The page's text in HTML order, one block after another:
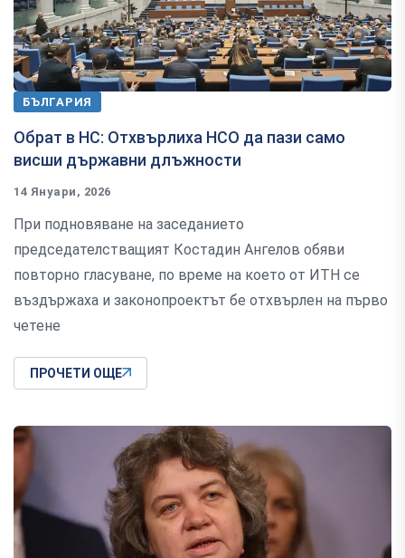
БЪЛГАРИЯ
Обрат в НС: Отхвърлиха НСО да пази само
висши държавни длъжности
14 Януари, 2026
При подновяване на заседанието
председателстващият Костадин Ангелов обяви
повторно гласуване, по време на което от ИТН се
въздържаха и законопроектът бе отхвърлен на първо
четене
ПРОЧЕТИ ОЩЕ